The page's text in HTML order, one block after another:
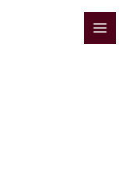
Main